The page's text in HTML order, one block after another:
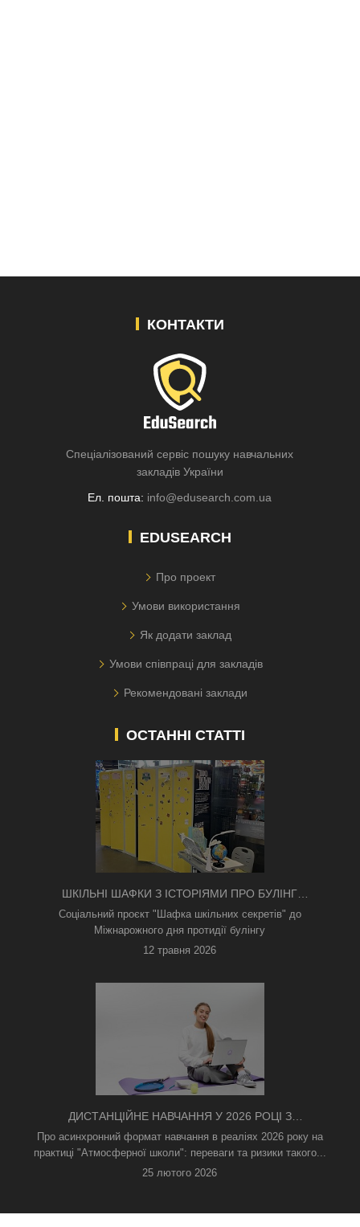
КОНТАКТИ
Спеціалізований сервіс пошуку навчальних
закладів України
Ел. пошта: info@edusearch.com.ua
EDUSEARCH
Про проект
Умови використання
Як додати заклад
Умови співпраці для закладів
Рекомендовані заклади
ОСТАННІ СТАТТІ
ШКІЛЬНІ ШАФКИ З ІСТОРІЯМИ ПРО БУЛІНГ
З'ЯВИЛИСЯ В КИЄВІ
Соціальний проєкт "Шафка шкільних секретів" до
Міжнарожного дня протидії булінгу
12 травня 2026
ДИСТАНЦІЙНЕ НАВЧАННЯ У 2026 РОЦІ З
ТРИВОГАМИ ТА БЕЗ СВІТЛА: ЯК АСИНХРОННИЙ
ФОРМАТ РЯТУЄ ОСВІТНІЙ ПРОЦЕС
Про асинхронний формат навчання в реаліях 2026 року на
практиці "Атмосферної школи": переваги та ризики такого...
25 лютого 2026